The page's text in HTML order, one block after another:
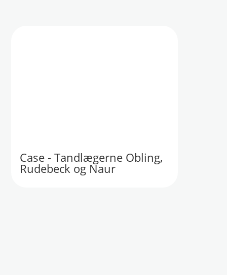
Case - Tandlægerne Obling,
Rudebeck og Naur